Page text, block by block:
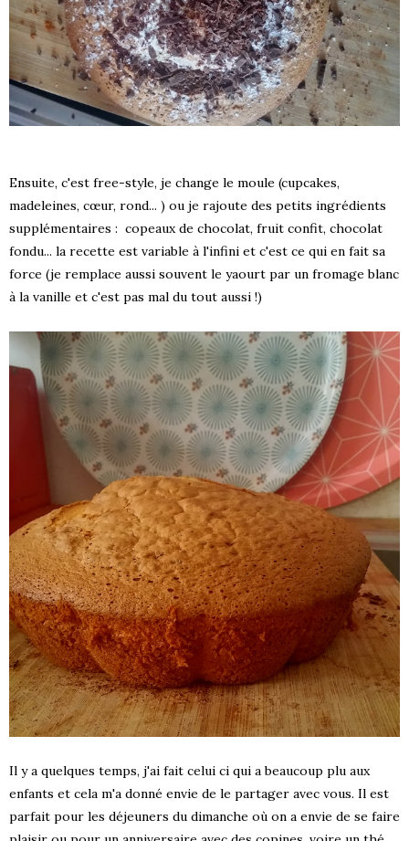
Ensuite, c'est free-style, je change le moule (cupcakes,
madeleines, cœur, rond... ) ou je rajoute des petits ingrédients
supplémentaires : copeaux de chocolat, fruit confit, chocolat
fondu... la recette est variable à l'infini et c'est ce qui en fait sa
force (je remplace aussi souvent le yaourt par un fromage blanc
à la vanille et c'est pas mal du tout aussi !)
Il y a quelques temps, j'ai fait celui ci qui a beaucoup plu aux
enfants et cela m'a donné envie de le partager avec vous. Il est
parfait pour les déjeuners du dimanche où on a envie de se faire
!